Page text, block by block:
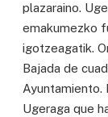
plazaraino.
emakumezko
igotzeagatik.
Bajada de
Ayuntamiento.
Ugeraga que